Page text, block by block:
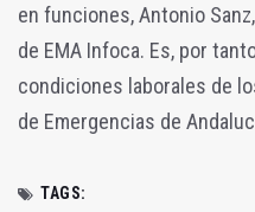
en funciones, Antonio
de EMA Infoca. Es, por
condiciones laborales de
de Emergencias de
TAGS: